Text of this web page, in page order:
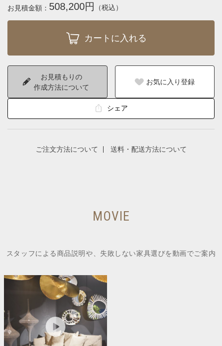
お見積金額： 508,200円 （税込）
お見積もりの
作成方法について
お気に入り登録
シェア
ご注文方法について 送料・配送方法について
MOVIE
スタッフによる商品説明や、失敗しない家具選びを動画でご案内